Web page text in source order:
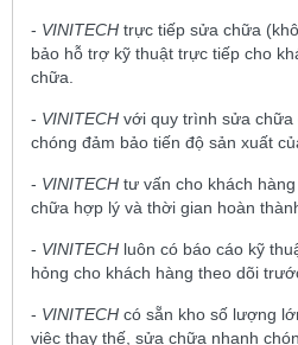
- VINITECH trực tiếp sửa chữa
bảo hỗ trợ kỹ thuật trực tiếp cho
chữa.
- VINITECH với quy trình sửa chữa
chóng đảm bảo tiến độ sản xuất
- VINITECH tư vấn cho khách
chữa hợp lý và thời gian hoàn
- VINITECH luôn có báo cáo kỹ
hỏng cho khách hàng theo dõi
- VINITECH có sẵn kho số lượng
việc thay thế, sửa chữa nhanh